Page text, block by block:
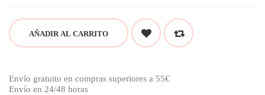
AÑADIR AL CARRITO
Envío gratuito en compras superiores a 55€
Envío en 24/48 horas